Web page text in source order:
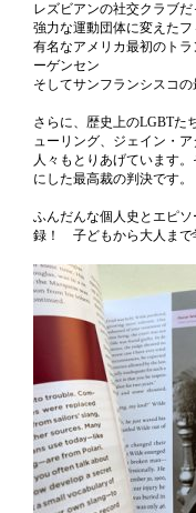
レズビアンの社交クラブ
強力な運動団体に変えた
有名なアメリカ最初のト
ーゲンセン
そしてサンフランシスコ
さらに、歴史上のLGBTた
ューリング、ジェイン・
人々もとりあげています
にした最高裁の判決です。
ふんだんな個人史とエピ
録！ 子どもから大人まで